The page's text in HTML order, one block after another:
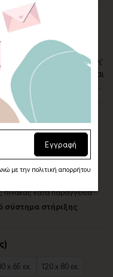
πάνω στο
ιδιαίτερη λατρεία γι'
καμβά "Μονόκερος και
της συλλογής μας.
καμβάςσε τελάρο φυσικής
latex, χωρίς χημικούς
κορνίζαςμε
πίνακας κατά παραγγελία
σύστημα στήριξης
x 65 εκ.
120 x 80 εκ.
Εγγραφή
με την πολιτική απορρήτου